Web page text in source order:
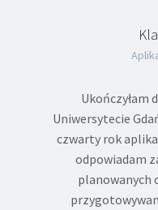
Ukończyłam
Uniwersytecie
czwarty rok
odpowiadam
planowanych